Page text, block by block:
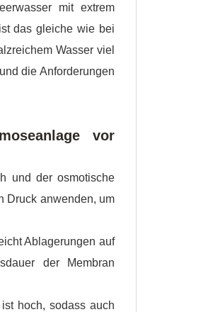
mit extrem
das gleiche wie bei
Wasser viel
die Anforderungen
vor
und der osmotische
Druck anwenden, um
Ablagerungen auf
der Membran
hoch, sodass auch